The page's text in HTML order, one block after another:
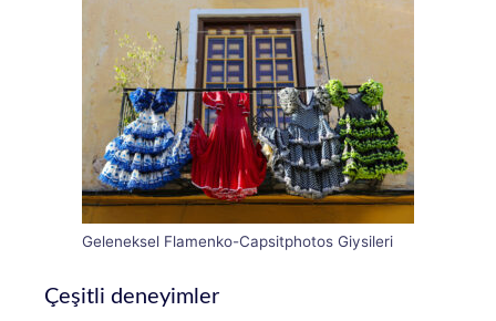
Geleneksel Flamenko-Capsitphotos Giysileri
Çeşitli deneyimler